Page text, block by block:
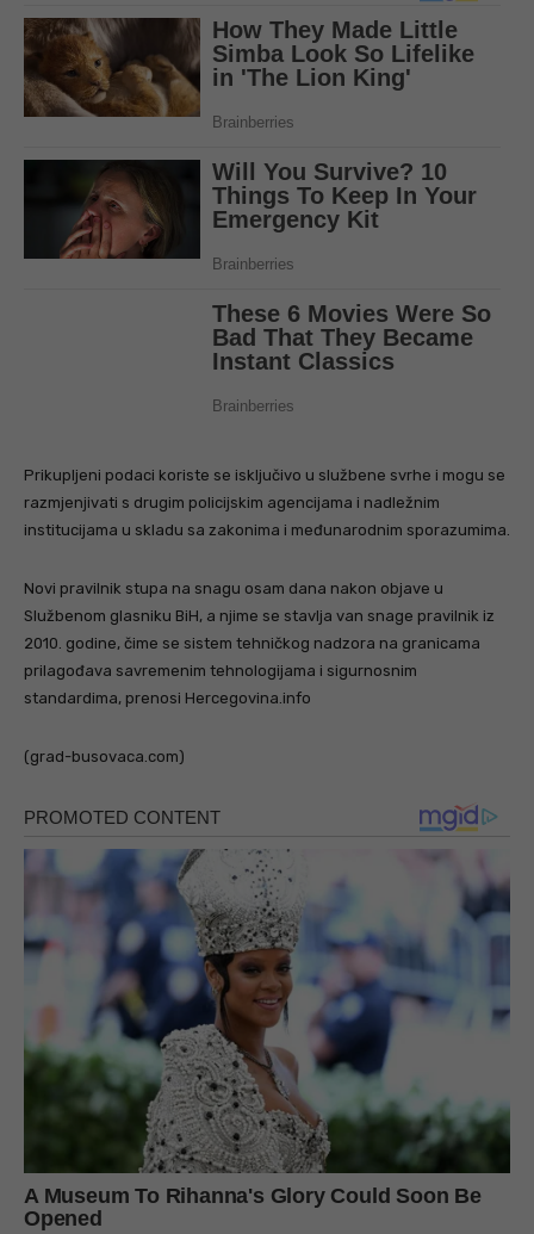
Prikupljeni podaci koriste se isključivo u službene svrhe i mogu se
razmjenjivati s drugim policijskim agencijama i nadležnim
institucijama u skladu sa zakonima i međunarodnim sporazumima.
Novi pravilnik stupa na snagu osam dana nakon objave u
Službenom glasniku BiH, a njime se stavlja van snage pravilnik iz
2010. godine, čime se sistem tehničkog nadzora na granicama
prilagođava savremenim tehnologijama i sigurnosnim
standardima, prenosi Hercegovina.info
(grad-busovaca.com)